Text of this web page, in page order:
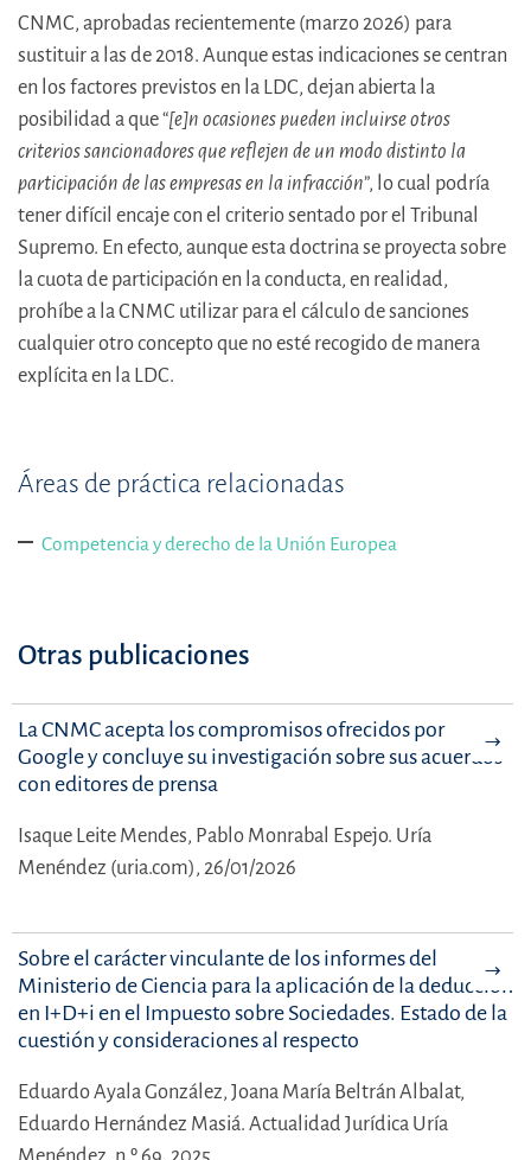
CNMC, aprobadas recientemente (marzo 2026) para
sustituir a las de 2018. Aunque estas indicaciones se centran
en los factores previstos en la LDC, dejan abierta la
posibilidad a que “[e]n ocasiones pueden incluirse otros
criterios sancionadores que reflejen de un modo distinto la
participación de las empresas en la infracción”, lo cual podría
tener difícil encaje con el criterio sentado por el Tribunal
Supremo. En efecto, aunque esta doctrina se proyecta sobre
la cuota de participación en la conducta, en realidad,
prohíbe a la CNMC utilizar para el cálculo de sanciones
cualquier otro concepto que no esté recogido de manera
explícita en la LDC.
Áreas de práctica relacionadas
Competencia y derecho de la Unión Europea
Otras publicaciones
La CNMC acepta los compromisos ofrecidos por
Google y concluye su investigación sobre sus acuerdos
con editores de prensa
Isaque Leite Mendes, Pablo Monrabal Espejo. Uría
Menéndez (uria.com), 26/01/2026
Sobre el carácter vinculante de los informes del
Ministerio de Ciencia para la aplicación de la deducción
en I+D+i en el Impuesto sobre Sociedades. Estado de la
cuestión y consideraciones al respecto
Eduardo Ayala González, Joana María Beltrán Albalat,
Eduardo Hernández Masiá. Actualidad Jurídica Uría